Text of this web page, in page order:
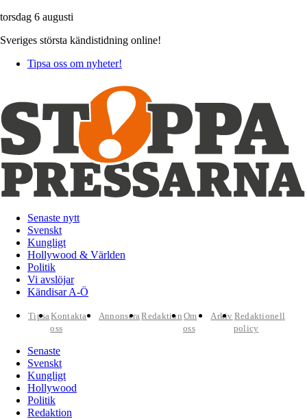
torsdag 6 augusti
Sveriges största kändistidning online!
Tipsa oss om nyheter!
Senaste nytt
Svenskt
Kungligt
Hollywood & Världen
Politik
Vi avslöjar
Kändisar A-Ö
TipsaKontakta
oss
AnnonseraRedaktion Om
oss
Arkiv Redaktionell
policy
Senaste
Svenskt
Kungligt
Hollywood
Politik
Redaktion